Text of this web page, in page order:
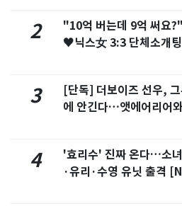
2
"10억 버는데 9억 써요
♥닉스女 3:3 단체소개
3
[단독] 더보이즈 선우,
에 안긴다…앳에어리어
4
'효리수' 진짜 온다…소
·유리·수영 유닛 출격